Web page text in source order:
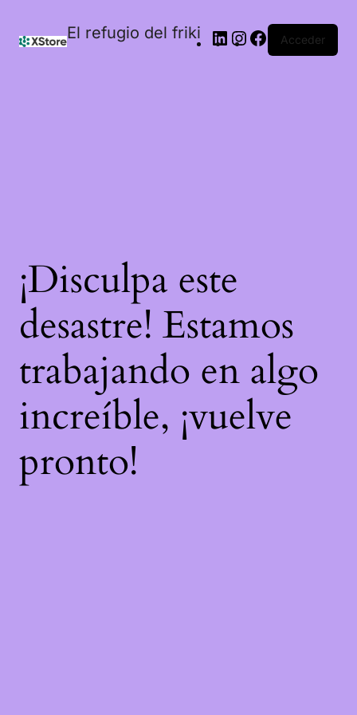
El refugio del friki Acceder
¡Disculpa este
desastre! Estamos
trabajando en algo
increíble, ¡vuelve
pronto!